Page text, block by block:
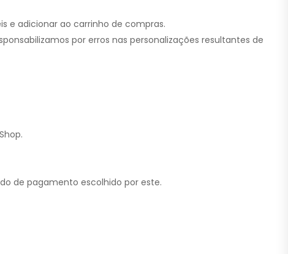
e adicionar ao carrinho de compras.
por erros nas personalizações resultantes de
de pagamento escolhido por este.